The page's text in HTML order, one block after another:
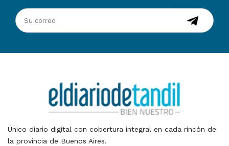
Único diario digital con cobertura integral en cada rincón de
la provincia de Buenos Aires.